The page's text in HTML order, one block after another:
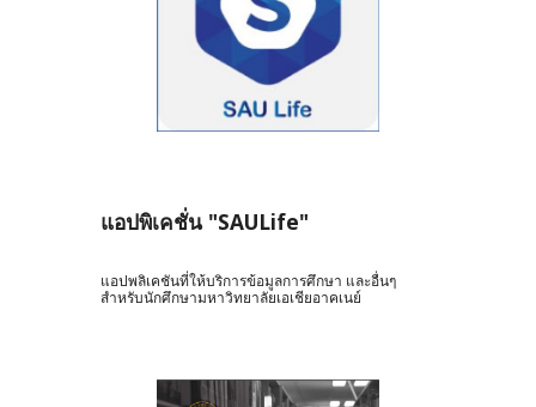
แอปพิเคชั่น "SAULife"
แอปพลิเคชันที่ให้บริการข้อมูลการศึกษา และอื่นๆ
สำหรับนักศึกษามหาวิทยาลัยเอเชียอาคเนย์